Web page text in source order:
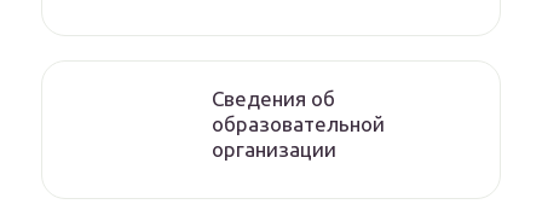
Сведения об
образовательной
организации